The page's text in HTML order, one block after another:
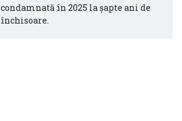
condamnată în 2025 la șapte ani de
închisoare.